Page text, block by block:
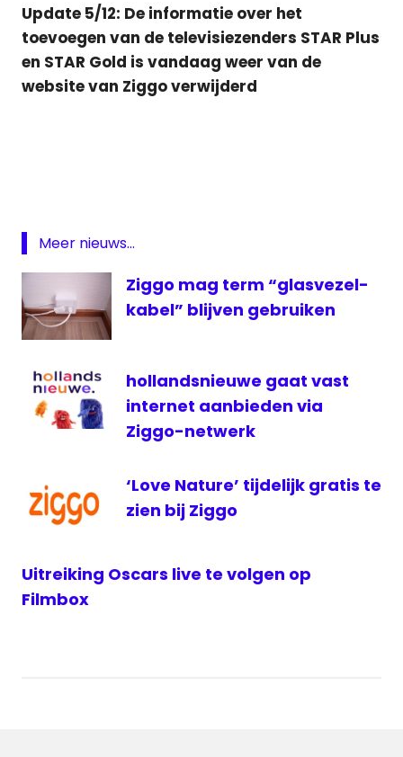
Update 5/12: De informatie over het
toevoegen van de televisiezenders STAR Plus
en STAR Gold is vandaag weer van de
website van Ziggo verwijderd
STAR
Plus
televisie
Meer nieuws...
Ziggo mag term “glasvezel-
kabel” blijven gebruiken
hollandsnieuwe gaat vast
internet aanbieden via
Ziggo-netwerk
‘Love Nature’ tijdelijk gratis te
zien bij Ziggo
Uitreiking Oscars live te volgen op
Filmbox